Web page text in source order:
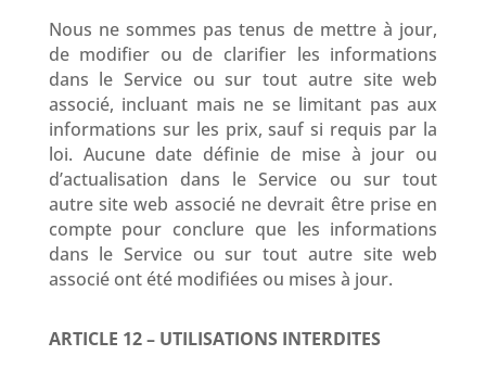
Nous ne sommes pas tenus de mettre à jour,
de modifier ou de clarifier les informations
dans le Service ou sur tout autre site web
associé, incluant mais ne se limitant pas aux
informations sur les prix, sauf si requis par la
loi. Aucune date définie de mise à jour ou
d’actualisation dans le Service ou sur tout
autre site web associé ne devrait être prise en
compte pour conclure que les informations
dans le Service ou sur tout autre site web
associé ont été modifiées ou mises à jour.
ARTICLE 12 – UTILISATIONS INTERDITES